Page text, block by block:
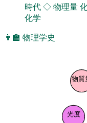
時代◇物理量
化学
👨‍🏫 物理学史
光度
物質